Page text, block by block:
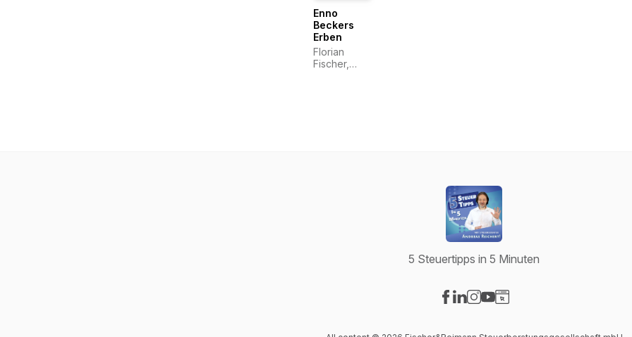
Enno
Beckers
Erben
Florian
Fischer,
5 Steuertipps in 5 Minuten